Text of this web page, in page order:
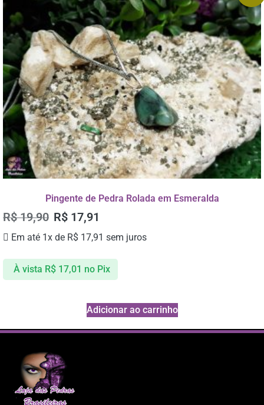
Pingente de Pedra Rolada em Esmeralda
R$19,90 R$ 17,91
Em até 1x de R$ 17,91 sem juros
À vista R$17,01 no Pix
Adicionar ao carrinho